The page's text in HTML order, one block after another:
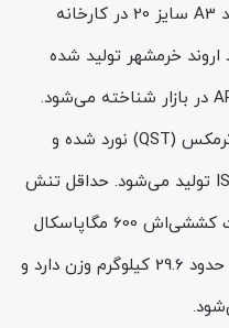
آهن و فولاد است. میلگرد فولاد اروند A3 سایز 20 در کارخانه
اروند خرمشهر تولید شده
است و با کد حک‌شده‌ی ARVAND-CT در بازار شناخته می‌شود.
این محصول با آج جناقی، به روش ترمکس (QST) نورد شده و
مطابق استاندارد ملی ایران ISIRI 3132 تولید می‌شود. حداقل تنش
تسلیم آن 400 مگاپاسکال و مقاومت کششی‌اش 600 مگاپاسکال
است. هر شاخه 12 متری این میلگرد حدود 29.6 کیلوگرم وزن دارد و